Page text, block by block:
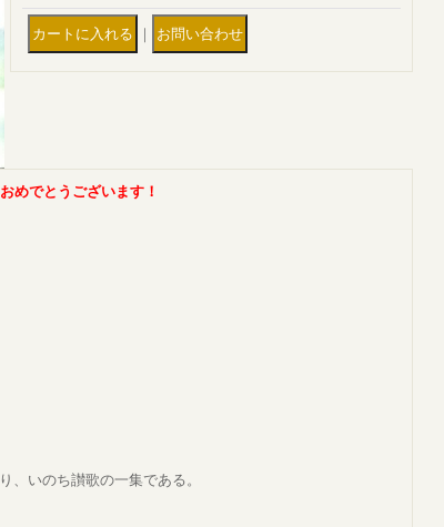
｜
めでとうございます！
、いのち讃歌の一集である。